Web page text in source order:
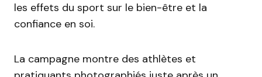
les effets du sport sur le bien-être et la
confiance en soi.
La campagne montre des athlètes et